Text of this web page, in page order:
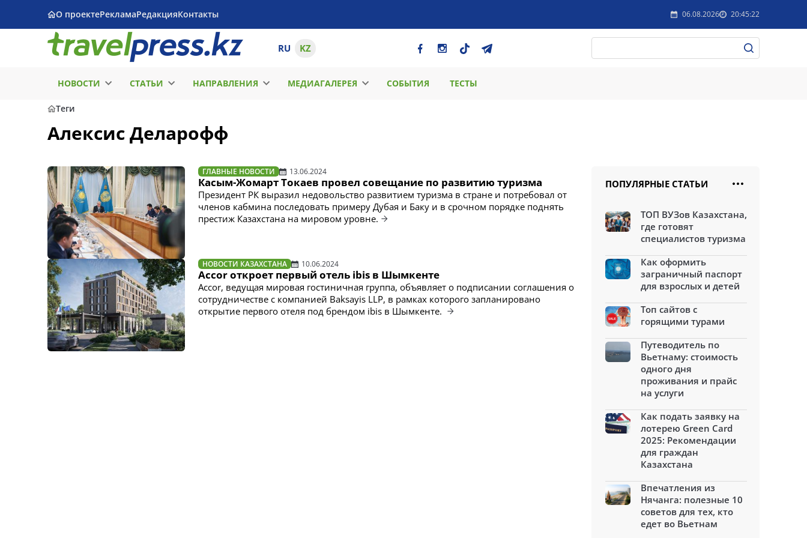
О проектеРекламаРедакцияКонтакты 06.08.2026 20:45:22
RU KZ
НОВОСТИ СТАТЬИ НАПРАВЛЕНИЯ МЕДИАГАЛЕРЕЯ СОБЫТИЯ ТЕСТЫ
Теги
Алексис Деларофф
ГЛАВНЫЕ НОВОСТИ 13.06.2024
Касым-Жомарт Токаев провел совещание по развитию туризма
Президент РК выразил недовольство развитием туризма в стране и потребовал от
членов кабмина последовать примеру Дубая и Баку и в срочном порядке поднять
престиж Казахстана на мировом уровне.
НОВОСТИ КАЗАХСТАНА 10.06.2024
Accor откроет первый отель ibis в Шымкенте
Accor, ведущая мировая гостиничная группа, объявляет о подписании соглашения о
сотрудничестве с компанией Baksayis LLP, в рамках которого запланировано
открытие первого отеля под брендом ibis в Шымкенте.
ПОПУЛЯРНЫЕ СТАТЬИ
ТОП ВУЗов Казахстана,
где готовят
специалистов туризма
Как оформить
заграничный паспорт
для взрослых и детей
Топ сайтов с
горящими турами
Путеводитель по
Вьетнаму: стоимость
одного дня
проживания и прайс
на услуги
Как подать заявку на
лотерею Green Card
2025: Рекомендации
для граждан
Казахстана
Впечатления из
Нячанга: полезные 10
советов для тех, кто
едет во Вьетнам